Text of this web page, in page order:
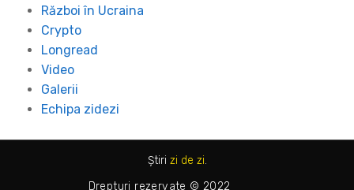
Război în Ucraina
Crypto
Longread
Video
Galerii
Echipa zidezi
Știri zi de zi.
Drepturi rezervate © 2022